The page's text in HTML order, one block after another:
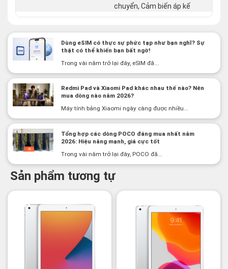
chuyển, Cảm biến áp kế
Dùng eSIM có thực sự phức tạp như bạn nghĩ? Sự
thật có thể khiến bạn bất ngờ!
Trong vài năm trở lại đây, eSIM đã...
Redmi Pad và Xiaomi Pad khác nhau thế nào? Nên
mua dòng nào năm 2026?
Máy tính bảng Xiaomi ngày càng được nhiều...
Tổng hợp các dòng POCO đáng mua nhất năm
2026: Hiệu năng mạnh, giá cực tốt
Trong vài năm trở lại đây, POCO đã...
Sản phẩm tương tự
-9% -29%